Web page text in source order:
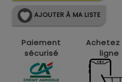
AJOUTER À MA LISTE
Paiement
sécurisé
Achetez
ligne